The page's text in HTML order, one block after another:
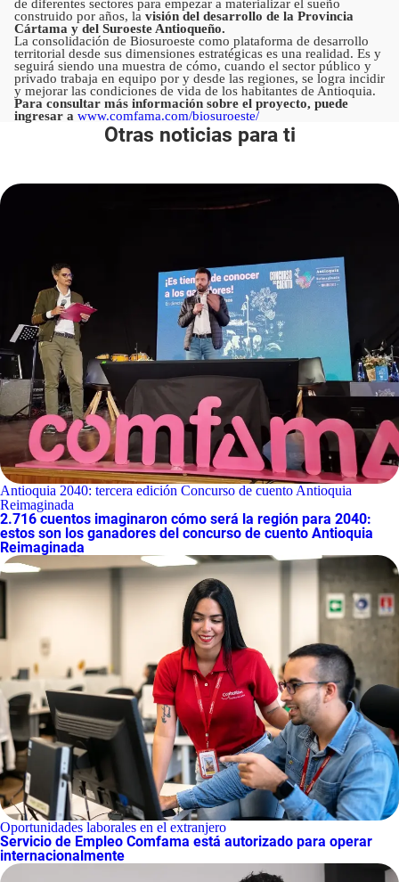
de diferentes sectores para empezar a materializar el sueño
construido por años, la visión del desarrollo de la Provincia
Cártama y del Suroeste Antioqueño.
La consolidación de Biosuroeste como plataforma de desarrollo
territorial desde sus dimensiones estratégicas es una realidad. Es y
seguirá siendo una muestra de cómo, cuando el sector público y
privado trabaja en equipo por y desde las regiones, se logra incidir
y mejorar las condiciones de vida de los habitantes de Antioquia.
Para consultar más información sobre el proyecto, puede
ingresar a www.comfama.com/biosuroeste/
Otras noticias para ti
Antioquia 2040: tercera edición Concurso de cuento Antioquia
Reimaginada
2.716 cuentos imaginaron cómo será la región para 2040:
estos son los ganadores del concurso de cuento Antioquia
Reimaginada
Oportunidades laborales en el extranjero
Servicio de Empleo Comfama está autorizado para operar
internacionalmente